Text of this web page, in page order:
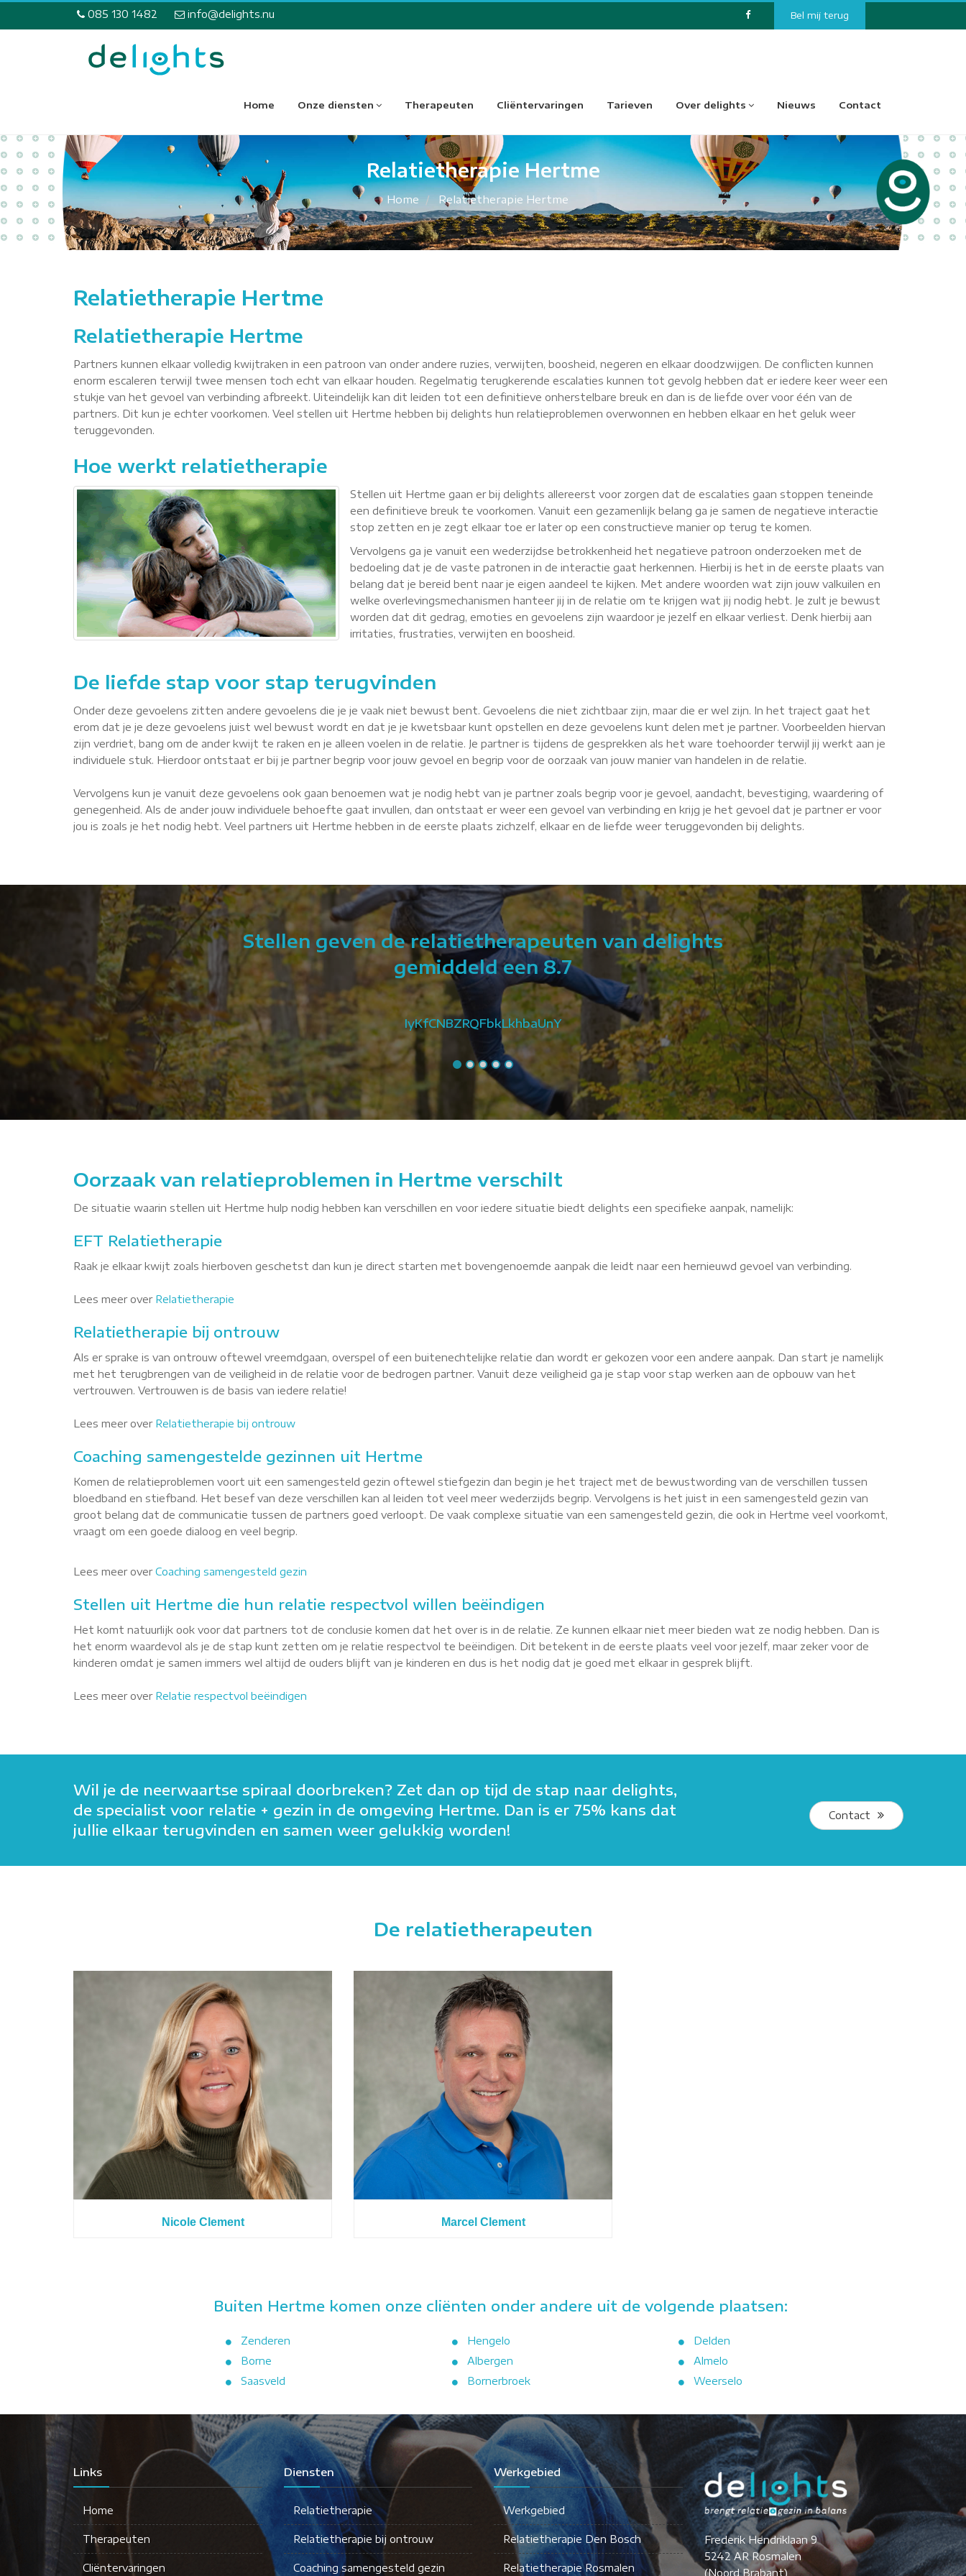
085 130 1482 info@delights.nu Bel mij terug
Home Onze diensten Therapeuten Cliëntervaringen Tarieven Over delights Nieuws Contact
Relatietherapie Hertme
Home Relatietherapie Hertme
Relatietherapie Hertme
Relatietherapie Hertme
Partners kunnen elkaar volledig kwijtraken in een patroon van onder andere ruzies, verwijten, boosheid, negeren en elkaar doodzwijgen. De conflicten kunnen
enorm escaleren terwijl twee mensen toch echt van elkaar houden. Regelmatig terugkerende escalaties kunnen tot gevolg hebben dat er iedere keer weer een
stukje van het gevoel van verbinding afbreekt. Uiteindelijk kan dit leiden tot een definitieve onherstelbare breuk en dan is de liefde over voor één van de
partners. Dit kun je echter voorkomen. Veel stellen uit Hertme hebben bij delights hun relatieproblemen overwonnen en hebben elkaar en het geluk weer
teruggevonden.
Hoe werkt relatietherapie
Stellen uit Hertme gaan er bij delights allereerst voor zorgen dat de escalaties gaan stoppen teneinde
een definitieve breuk te voorkomen. Vanuit een gezamenlijk belang ga je samen de negatieve interactie
stop zetten en je zegt elkaar toe er later op een constructieve manier op terug te komen.
Vervolgens ga je vanuit een wederzijdse betrokkenheid het negatieve patroon onderzoeken met de
bedoeling dat je de vaste patronen in de interactie gaat herkennen. Hierbij is het in de eerste plaats van
belang dat je bereid bent naar je eigen aandeel te kijken. Met andere woorden wat zijn jouw valkuilen en
welke overlevingsmechanismen hanteer jij in de relatie om te krijgen wat jij nodig hebt. Je zult je bewust
worden dat dit gedrag, emoties en gevoelens zijn waardoor je jezelf en elkaar verliest. Denk hierbij aan
irritaties, frustraties, verwijten en boosheid.
De liefde stap voor stap terugvinden
Onder deze gevoelens zitten andere gevoelens die je je vaak niet bewust bent. Gevoelens die niet zichtbaar zijn, maar die er wel zijn. In het traject gaat het
erom dat je je deze gevoelens juist wel bewust wordt en dat je je kwetsbaar kunt opstellen en deze gevoelens kunt delen met je partner. Voorbeelden hiervan
zijn verdriet, bang om de ander kwijt te raken en je alleen voelen in de relatie. Je partner is tijdens de gesprekken als het ware toehoorder terwijl jij werkt aan je
individuele stuk. Hierdoor ontstaat er bij je partner begrip voor jouw gevoel en begrip voor de oorzaak van jouw manier van handelen in de relatie.
Vervolgens kun je vanuit deze gevoelens ook gaan benoemen wat je nodig hebt van je partner zoals begrip voor je gevoel, aandacht, bevestiging, waardering of
genegenheid. Als de ander jouw individuele behoefte gaat invullen, dan ontstaat er weer een gevoel van verbinding en krijg je het gevoel dat je partner er voor
jou is zoals je het nodig hebt. Veel partners uit Hertme hebben in de eerste plaats zichzelf, elkaar en de liefde weer teruggevonden bij delights.
Stellen geven de relatietherapeuten van delights
gemiddeld een 8.7
IyKfCNBZRQFbkLkhbaUnY
Oorzaak van relatieproblemen in Hertme verschilt
De situatie waarin stellen uit Hertme hulp nodig hebben kan verschillen en voor iedere situatie biedt delights een specifieke aanpak, namelijk:
EFT Relatietherapie
Raak je elkaar kwijt zoals hierboven geschetst dan kun je direct starten met bovengenoemde aanpak die leidt naar een hernieuwd gevoel van verbinding.
Lees meer over Relatietherapie
Relatietherapie bij ontrouw
Als er sprake is van ontrouw oftewel vreemdgaan, overspel of een buitenechtelijke relatie dan wordt er gekozen voor een andere aanpak. Dan start je namelijk
met het terugbrengen van de veiligheid in de relatie voor de bedrogen partner. Vanuit deze veiligheid ga je stap voor stap werken aan de opbouw van het
vertrouwen. Vertrouwen is de basis van iedere relatie!
Lees meer over Relatietherapie bij ontrouw
Coaching samengestelde gezinnen uit Hertme
Komen de relatieproblemen voort uit een samengesteld gezin oftewel stiefgezin dan begin je het traject met de bewustwording van de verschillen tussen
bloedband en stiefband. Het besef van deze verschillen kan al leiden tot veel meer wederzijds begrip. Vervolgens is het juist in een samengesteld gezin van
groot belang dat de communicatie tussen de partners goed verloopt. De vaak complexe situatie van een samengesteld gezin, die ook in Hertme veel voorkomt,
vraagt om een goede dialoog en veel begrip.
Lees meer overCoaching samengesteld gezin
Stellen uit Hertme die hun relatie respectvol willen beëindigen
Het komt natuurlijk ook voor dat partners tot de conclusie komen dat het over is in de relatie. Ze kunnen elkaar niet meer bieden wat ze nodig hebben. Dan is
het enorm waardevol als je de stap kunt zetten om je relatie respectvol te beëindigen. Dit betekent in de eerste plaats veel voor jezelf, maar zeker voor de
kinderen omdat je samen immers wel altijd de ouders blijft van je kinderen en dus is het nodig dat je goed met elkaar in gesprek blijft.
Lees meer over Relatie respectvol beëindigen
Wil je de neerwaartse spiraal doorbreken? Zet dan op tijd de stap naar delights,
de specialist voor relatie + gezin in de omgeving Hertme. Dan is er 75% kans dat
jullie elkaar terugvinden en samen weer gelukkig worden!
Contact
De relatietherapeuten
Nicole Clement Marcel Clement
Buiten Hertme komen onze cliënten onder andere uit de volgende plaatsen:
Zenderen
Borne
Saasveld
Hengelo
Albergen
Bornerbroek
Delden
Almelo
Weerselo
Links
Home
Therapeuten
Cliëntervaringen
Diensten
Relatietherapie
Relatietherapie bij ontrouw
Coaching samengesteld gezin
Werkgebied
Werkgebied
Relatietherapie Den Bosch
Relatietherapie Rosmalen
Frederik Hendriklaan 9
5242 AR Rosmalen
(Noord Brabant)